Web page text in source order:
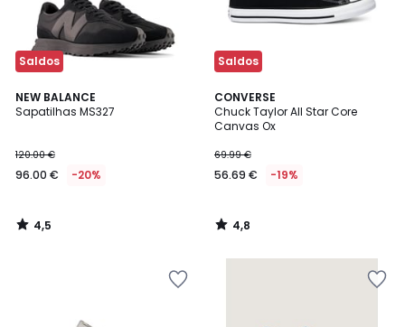
Saldos
NEW BALANCE
Sapatilhas MS327
120.00 €
96.00 € -20%
4,5
/ 5
4,5
/
Saldos
CONVERSE
Chuck Taylor All Star Core
Canvas Ox
69.99 €
56.69 € -19%
4,8
/ 5
4,8
/